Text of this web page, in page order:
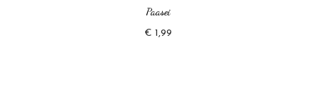
Paasei
€ 1,99